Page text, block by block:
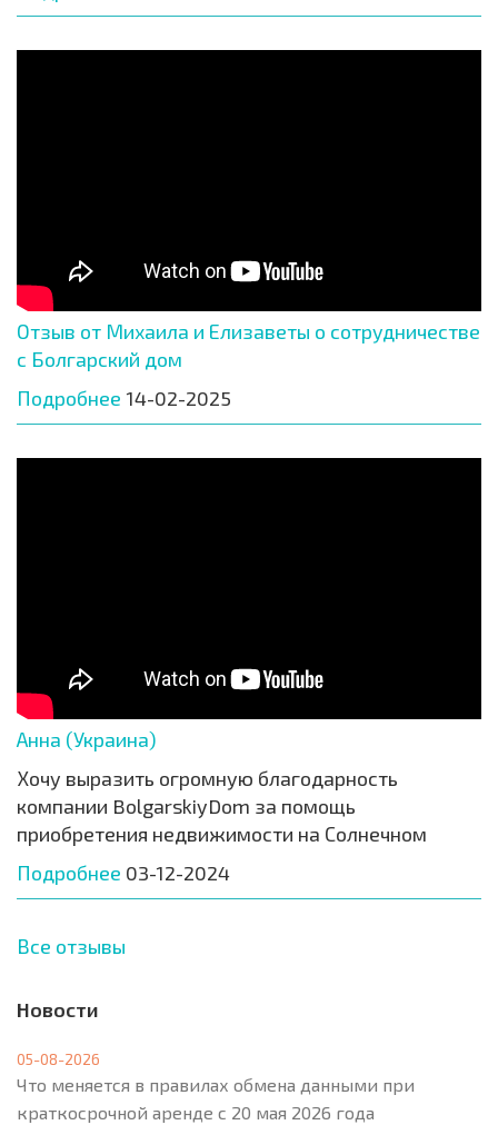
Отзыв от Михаила и Елизаветы о сотрудничестве
с Болгарский дом
Подробнее 14-02-2025
Анна (Украина)
Хочу выразить огромную благодарность
компании BolgarskiyDom за помощь
приобретения недвижимости на Солнечном
Подробнее 03-12-2024
Все отзывы
Новости
05-08-2026
Что меняется в правилах обмена данными при
краткосрочной аренде с 20 мая 2026 года